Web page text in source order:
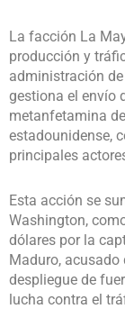
La facción La
producción y
administración
gestiona el envío
metanfetamina
estadounidense,
principales
Esta acción se
Washington,
dólares por la
Maduro, acusado
despliegue de
lucha contra el